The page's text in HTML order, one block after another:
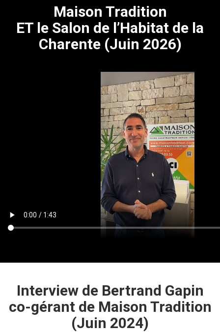
Maison Tradition
ET le Salon de l’Habitat de la
Charente (Juin 2026)
Interview de Bertrand Gapin
co-gérant de Maison Tradition
(Juin 2024)